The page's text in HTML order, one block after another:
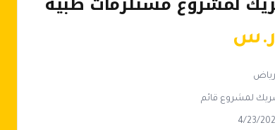
ر.س
لمشروع قائم
4/23/